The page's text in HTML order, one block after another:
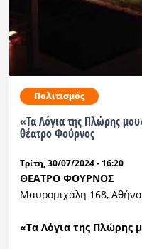
Πολιτισμός
«Τα Λόγια της Πλώρης
θέατρο Φούρνος
Τρίτη, 30/07/2024 - 16:20
ΘΕΑΤΡΟ ΦΟΥΡΝΟΣ
Μαυρομιχάλη 168, Αθήνα
«Τα Λόγια της Πλώρης